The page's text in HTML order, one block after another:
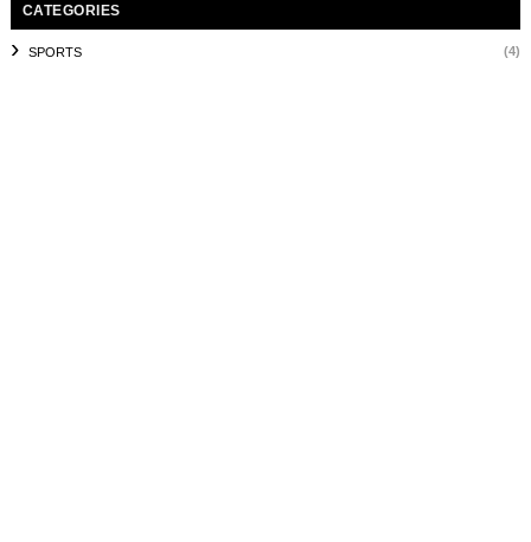
CATEGORIES
SPORTS (4)